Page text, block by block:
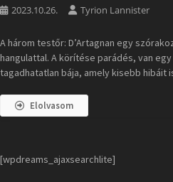
2023.10.26. Tyrion Lannister
A három testőr: D’Artagnan egy
hangulattal. A körítése parádés, van
tagadhatatlan bája, amely kisebb hibáit
Elolvasom
[wpdreams_ajaxsearchlite]